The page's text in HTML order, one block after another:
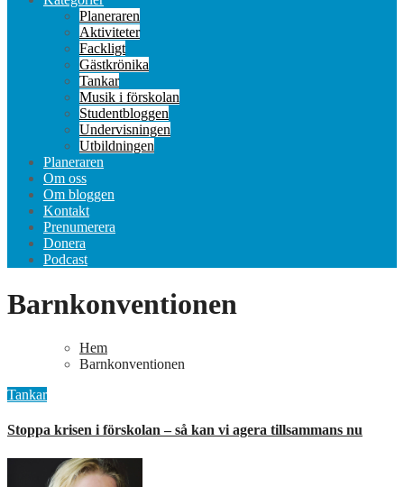
Planeraren
Aktiviteter
Fackligt
Gästkrönika
Tankar
Musik i förskolan
Studentbloggen
Undervisningen
Utbildningen
Planeraren
Om oss
Om bloggen
Kontakt
Prenumerera
Donera
Podcast
Barnkonventionen
Hem
Barnkonventionen
Tankar
Stoppa krisen i förskolan – så kan vi agera tillsammans nu